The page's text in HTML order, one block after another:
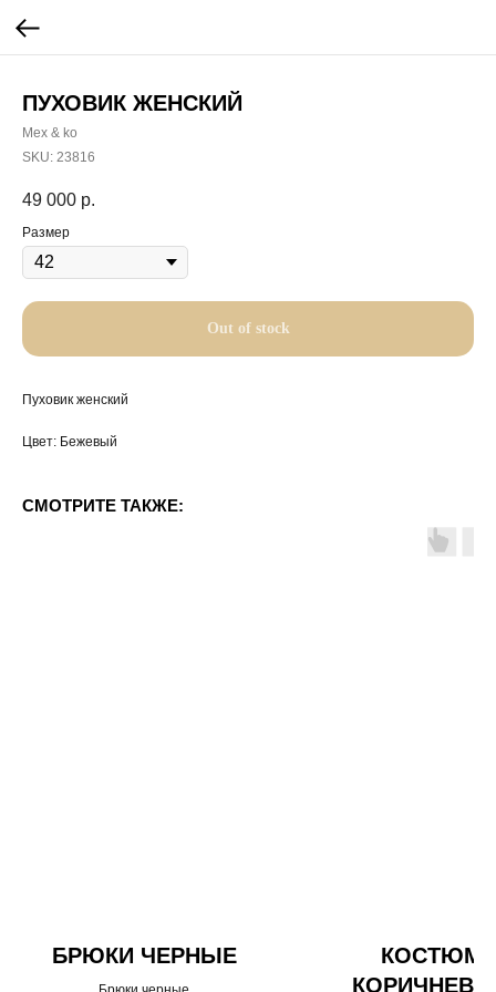
ПУХОВИК ЖЕНСКИЙ
Mex & ko
SKU: 23816
49 000 р.
Размер
Out of stock
Пуховик женский
Цвет: Бежевый
СМОТРИТЕ ТАКЖЕ:
БРЮКИ ЧЕРНЫЕ
КОСТЮМ